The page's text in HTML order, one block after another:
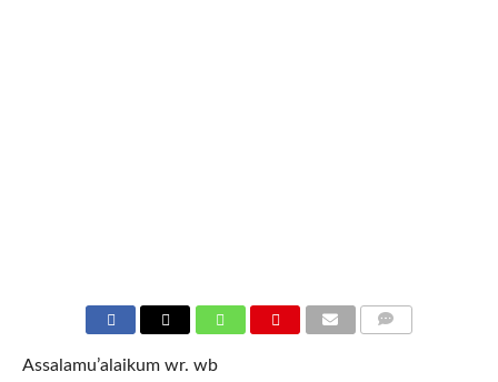
Assalamu’alaikum wr. wb